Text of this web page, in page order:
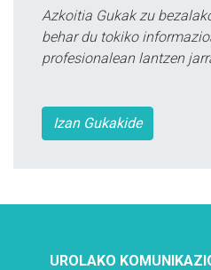
Azkoitia Gukak zu
behar du tokiko
profesionalean lantzen
Izan Gukakide
UROLAKO